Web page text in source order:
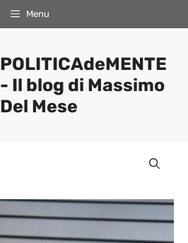
Menu
POLITICAdeMENTE
- Il blog di Massimo
Del Mese